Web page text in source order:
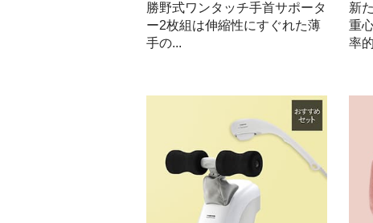
勝野式ワンタッチ手首サポータ
ー2枚組は伸縮性にすぐれた薄
手の...
新
重
率